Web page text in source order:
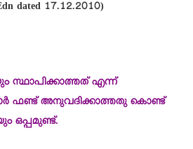
dated 17.12.2010)
സ്ഥാപിക്കാത്തത് എന്ന്
ഫണ്ട് അനുവദിക്കാത്തതു കൊണ്ട്
ഒപ്പമുണ്ട്.